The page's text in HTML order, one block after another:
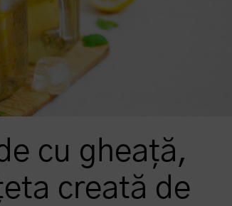
cu gheață,
creată de